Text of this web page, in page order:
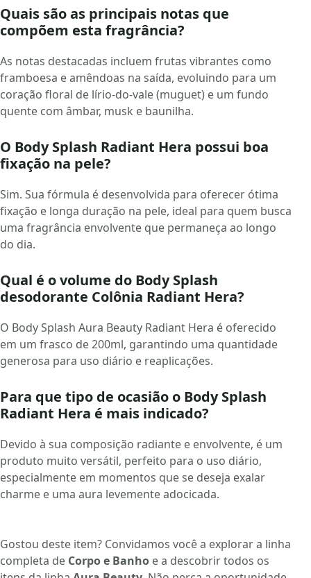
Quais são as principais notas que
compõem esta fragrância?
As notas destacadas incluem frutas vibrantes como
framboesa e amêndoas na saída, evoluindo para um
coração floral de lírio-do-vale (muguet) e um fundo
quente com âmbar, musk e baunilha.
O Body Splash Radiant Hera possui boa
fixação na pele?
Sim. Sua fórmula é desenvolvida para oferecer ótima
fixação e longa duração na pele, ideal para quem busca
uma fragrância envolvente que permaneça ao longo
do dia.
Qual é o volume do Body Splash
desodorante Colônia Radiant Hera?
O Body Splash Aura Beauty Radiant Hera é oferecido
em um frasco de 200ml, garantindo uma quantidade
generosa para uso diário e reaplicações.
Para que tipo de ocasião o Body Splash
Radiant Hera é mais indicado?
Devido à sua composição radiante e envolvente, é um
produto muito versátil, perfeito para o uso diário,
especialmente em momentos que se deseja exalar
charme e uma aura levemente adocicada.
Gostou deste item? Convidamos você a explorar a linha
completa de Corpo e Banho e a descobrir todos os